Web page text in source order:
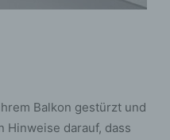
Balkon gestürzt und
Hinweise darauf, dass